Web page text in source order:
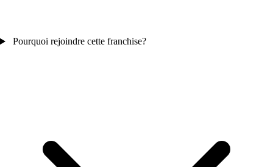
Pourquoi rejoindre cette franchise?